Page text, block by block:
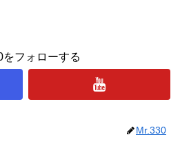
をフォローする
Mr.330